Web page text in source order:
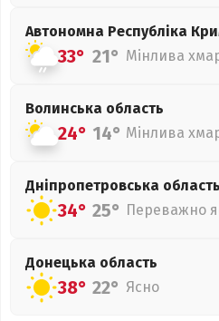
Автономна Республіка
33° 21° Мінлива
Волинська область
24° 14° Мінлива
Дніпропетровська область
34° 25° Переважно
Донецька область
38° 22° Ясно